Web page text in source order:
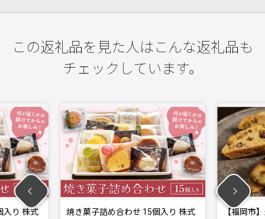
この返礼品を見た人はこんな返礼品も
チェックしています。
合わせ 15個入り 株式
【福岡市】米粉の焼菓子セット（3